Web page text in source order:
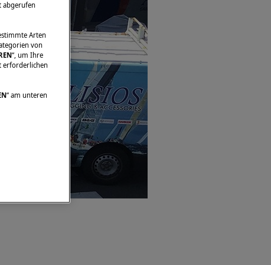
abgerufen
Arten
von
“, um Ihre
erforderlichen
“ am unteren